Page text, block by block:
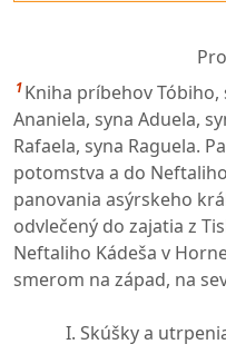
1 Kniha príbehov Tóbiho,
Ananiela, syna Aduela,
Rafaela, syna Raguela.
potomstva a do
panovania asýrskeho
odvlečený do zajatia z
Neftaliho Kádeša v
smerom na západ, na
I. Skúšky a